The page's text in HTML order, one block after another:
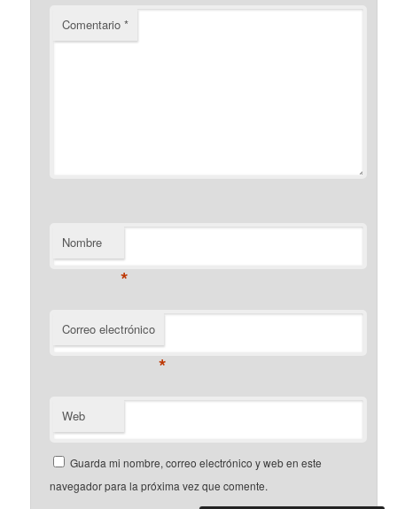
Comentario*
Nombre
*
Correo electrónico
*
Web
Guarda mi nombre, correo electrónico y web en este
navegador para la próxima vez que comente.